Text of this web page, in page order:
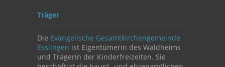
Träger
Die Evangelische Gesamtkirchengemeinde
Esslingen ist Eigentümerin des Waldheims
und Trägerin der Kinderfreizeiten. Sie